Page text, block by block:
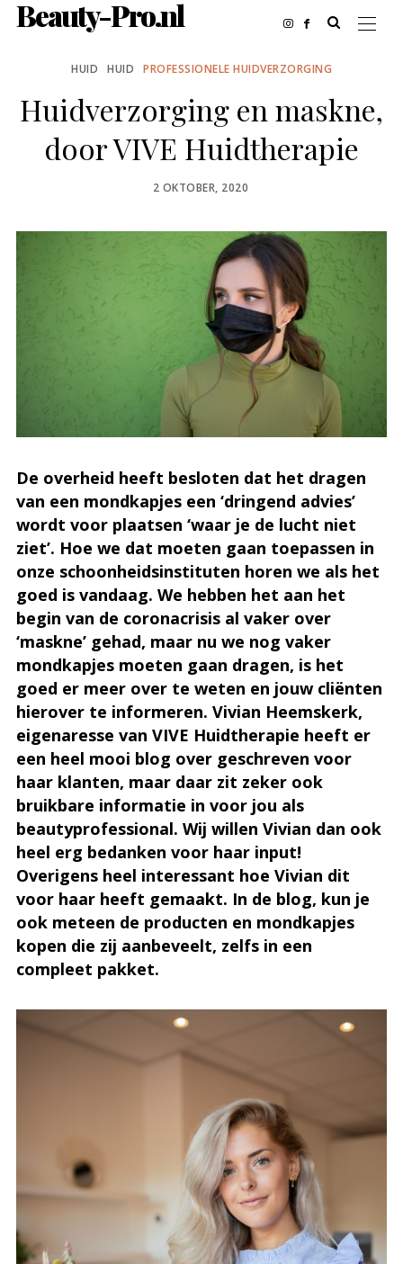
Beauty-Pro.nl
HUID HUID PROFESSIONELE HUIDVERZORGING
Huidverzorging en maskne,
door VIVE Huidtherapie
POSTED
2 OKTOBER, 2020
De overheid heeft besloten dat het dragen
van een mondkapjes een ‘dringend advies’
wordt voor plaatsen ‘waar je de lucht niet
ziet’. Hoe we dat moeten gaan toepassen in
onze schoonheidsinstituten horen we als het
goed is vandaag. We hebben het aan het
begin van de coronacrisis al vaker over
‘maskne’ gehad, maar nu we nog vaker
mondkapjes moeten gaan dragen, is het
goed er meer over te weten en jouw cliënten
hierover te informeren. Vivian Heemskerk,
eigenaresse van VIVE Huidtherapie heeft er
een heel mooi blog over geschreven voor
haar klanten, maar daar zit zeker ook
bruikbare informatie in voor jou als
beautyprofessional. Wij willen Vivian dan ook
heel erg bedanken voor haar input!
Overigens heel interessant hoe Vivian dit
voor haar heeft gemaakt. In de blog, kun je
ook meteen de producten en mondkapjes
kopen die zij aanbeveelt, zelfs in een
compleet pakket.